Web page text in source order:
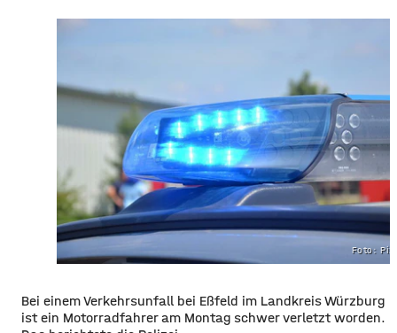
Foto:
Bei einem Verkehrsunfall bei Eßfeld im Landkreis Würzburg
ist ein Motorradfahrer am Montag schwer verletzt worden.